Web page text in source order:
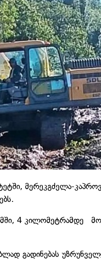
მერეკგძელა-
4 კილომეტრამდე
გადინებას